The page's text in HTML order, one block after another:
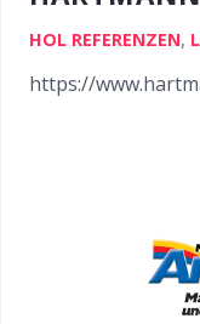
HOL REFERENZEN,
https://